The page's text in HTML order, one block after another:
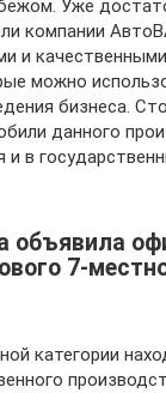
Уже
компании
и
можно
бизнеса.
данного
в
объявила
7-
категории